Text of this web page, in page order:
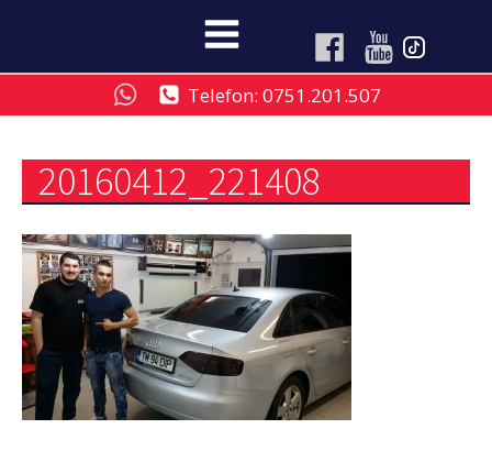
Telefon: 0751.201.507
20160412_221408